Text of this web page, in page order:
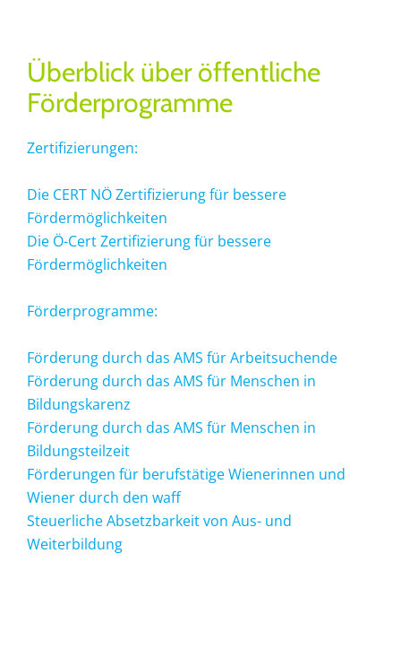
Überblick über öffentliche
Förderprogramme
Zertifizierungen:
Die CERT NÖ Zertifizierung für bessere
Fördermöglichkeiten
Die Ö-Cert Zertifizierung für bessere
Fördermöglichkeiten
Förderprogramme:
Förderung durch das AMS für Arbeitsuchende
Förderung durch das AMS für Menschen in
Bildungskarenz
Förderung durch das AMS für Menschen in
Bildungsteilzeit
Förderungen für berufstätige Wienerinnen und
Wiener durch den waff
Steuerliche Absetzbarkeit von Aus- und
Weiterbildung